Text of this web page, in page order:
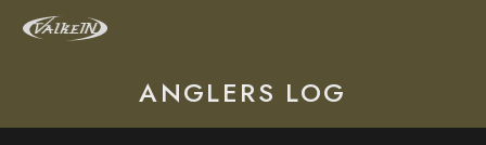
ANGLERS LOG